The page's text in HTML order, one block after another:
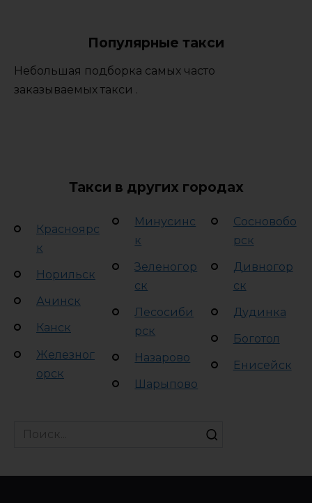
Популярные такси
Небольшая подборка самых часто
заказываемых такси .
Такси в других городах
Красноярс
к
Норильск
Ачинск
Канск
Железног
орск
Минусинс
к
Зеленогор
ск
Лесосиби
рск
Назарово
Шарыпово
Сосновобо
рск
Дивногор
ск
Дудинка
Боготол
Енисейск
Search